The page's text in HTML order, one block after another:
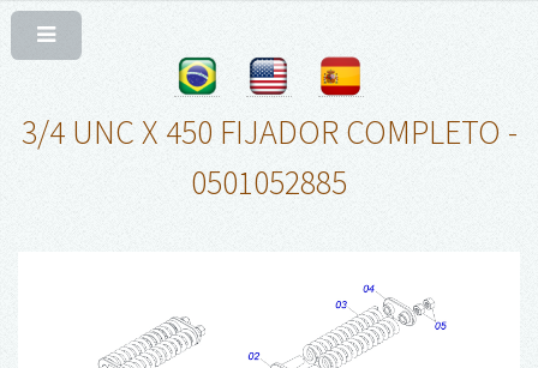
3/4 UNC X 450 FIJADOR COMPLETO -
0501052885